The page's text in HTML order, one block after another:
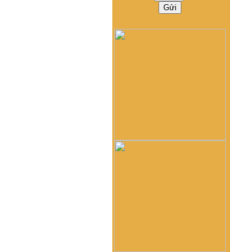
HCM, cháu muốn liên lạc
với cộng đồng Họ vũ tại
HCM để kết nối và hỗ trợ
phát triển dòng họ Vũ ạ
phép tìm nhánh Võ Hy của